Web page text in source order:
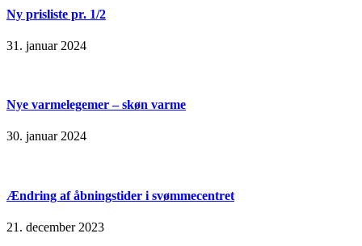
Ny prisliste pr. 1/2
31. januar 2024
Nye varmelegemer – skøn varme
30. januar 2024
Ændring af åbningstider i svømmecentret
21. december 2023